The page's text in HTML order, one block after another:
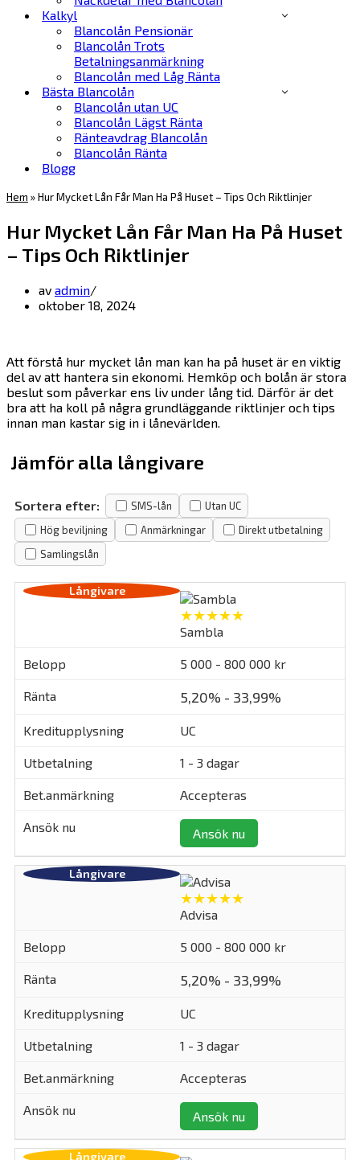
Kalkyl
Blancolån Pensionär
Blancolån Trots
Betalningsanmärkning
Blancolån med Låg Ränta
Bästa Blancolån
Blancolån utan UC
Blancolån Lägst Ränta
Ränteavdrag Blancolån
Blancolån Ränta
Blogg
Hem »Hur Mycket Lån Får Man Ha På Huset – Tips Och Riktlinjer
Hur Mycket Lån Får Man Ha På Huset
– Tips Och Riktlinjer
av admin
oktober 18, 2024
Att förstå hur mycket lån man kan ha på huset är en viktig
del av att hantera sin ekonomi. Hemköp och bolån är stora
beslut som påverkar ens liv under lång tid. Därför är det
bra att ha koll på några grundläggande riktlinjer och tips
innan man kastar sig in i lånevärlden.
Jämför alla långivare
Sortera efter: SMS-lån
Utan UC
Hög beviljning
Anmärkningar
Direkt utbetalning
Samlingslån
★★★★★
Sambla
5 000 - 800 000 kr
5,20% - 33,99%
UC
1 - 3 dagar
Accepteras
Ansök nu
★★★★★
Advisa
5 000 - 800 000 kr
5,20% - 33,99%
UC
1 - 3 dagar
Accepteras
Ansök nu